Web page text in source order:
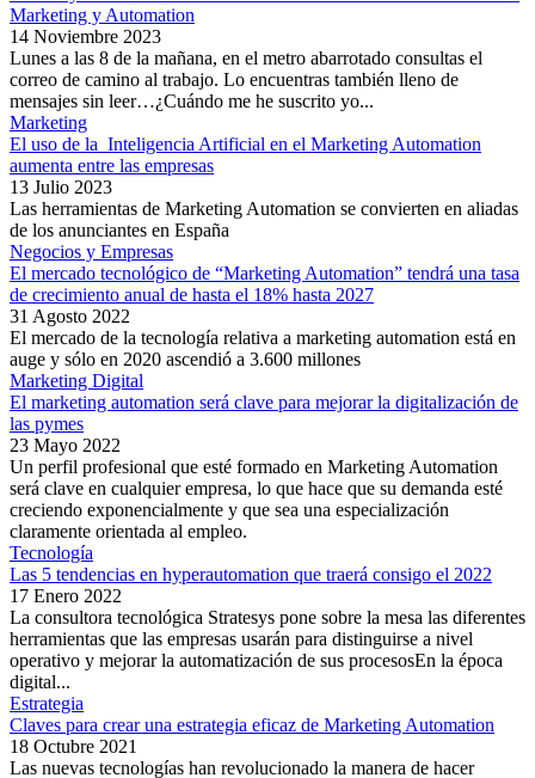
Marketing y Automation
14 Noviembre 2023
Lunes a las 8 de la mañana, en el metro abarrotado consultas el
correo de camino al trabajo. Lo encuentras también lleno de
mensajes sin leer…¿Cuándo me he suscrito yo...
Marketing
El uso de la Inteligencia Artificial en el Marketing Automation
aumenta entre las empresas
13 Julio 2023
Las herramientas de Marketing Automation se convierten en aliadas
de los anunciantes en España
Negocios y Empresas
El mercado tecnológico de “Marketing Automation” tendrá una tasa
de crecimiento anual de hasta el 18% hasta 2027
31 Agosto 2022
El mercado de la tecnología relativa a marketing automation está en
auge y sólo en 2020 ascendió a 3.600 millones
Marketing Digital
El marketing automation será clave para mejorar la digitalización de
las pymes
23 Mayo 2022
Un perfil profesional que esté formado en Marketing Automation
será clave en cualquier empresa, lo que hace que su demanda esté
creciendo exponencialmente y que sea una especialización
claramente orientada al empleo.
Tecnología
Las 5 tendencias en hyperautomation que traerá consigo el 2022
17 Enero 2022
La consultora tecnológica Stratesys pone sobre la mesa las diferentes
herramientas que las empresas usarán para distinguirse a nivel
operativo y mejorar la automatización de sus procesosEn la época
digital...
Estrategia
Claves para crear una estrategia eficaz de Marketing Automation
18 Octubre 2021
Las nuevas tecnologías han revolucionado la manera de hacer